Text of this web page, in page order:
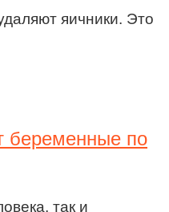
яичники. Это
беременные по
так и